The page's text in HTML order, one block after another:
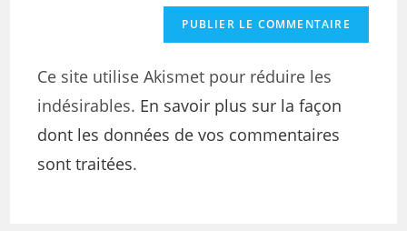
Ce site utilise Akismet pour réduire les
indésirables. En savoir plus sur la façon
dont les données de vos commentaires
sont traitées.